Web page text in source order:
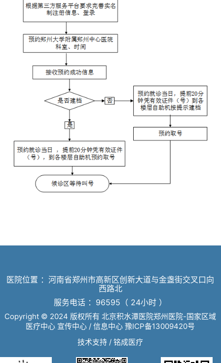
医院位置 ：河南省郑州市高新区创新大道与金盏街交叉口向
西路北
服务电话 ：96595（ 24小时 ）
Copyright © 2024 版权所有 北京积水潭医院郑州医院-国家区域
医疗中心 宣传中心 / 信息中心豫ICP备13009420号
技术支持 /铭成医疗